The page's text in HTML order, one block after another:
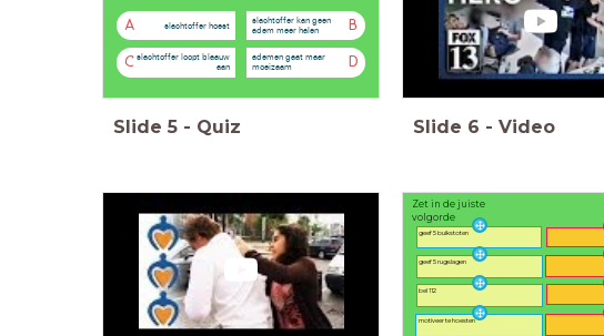
A slachtoffer hoest B
slachtoffer kan geen
adem meer halen
C slachtoffer loopt blaauw
aan
D
ademen gaat maar
moeizaam
Slide 5 - Quiz Slide 6 - Video
Zet in de juiste
volgorde
geef 5 buikstoten
geef 5 rugslagen
bel 112
motiveer te hoesten